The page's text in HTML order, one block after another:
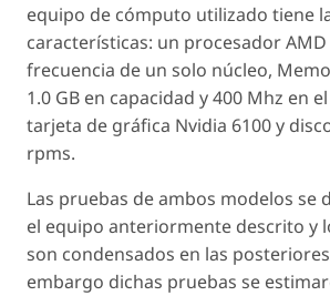
equipo de cómputo utilizado tiene
características: un procesador AMD
frecuencia de un solo núcleo,
1.0 GB en capacidad y 400 Mhz en
tarjeta de gráfica Nvidia 6100 y
rpms.
Las pruebas de ambos modelos se
el equipo anteriormente descrito y
son condensados en las
embargo dichas pruebas se